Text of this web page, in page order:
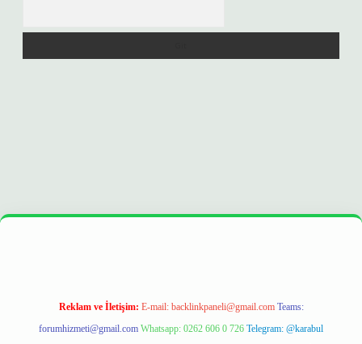
https://betexpergir.net/
Reklam ve İletişim: E-mail: backlinkpaneli@gmail.com Teams:
forumhizmeti@gmail.com Whatsapp: 0262 606 0 726 Telegram: @karabul